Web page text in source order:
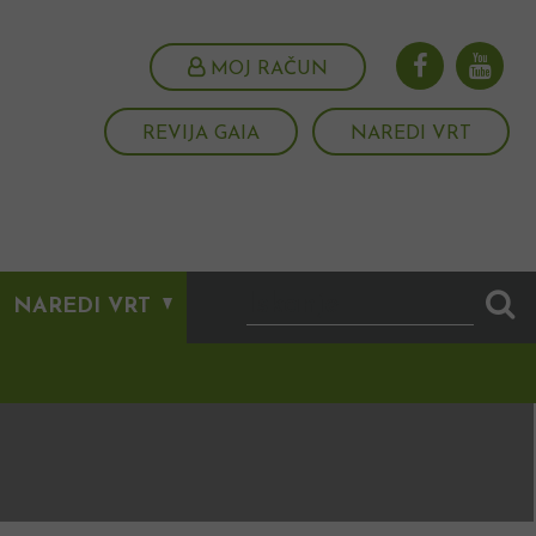
MOJ RAČUN
REVIJA GAIA NAREDI VRT
NAREDI VRT